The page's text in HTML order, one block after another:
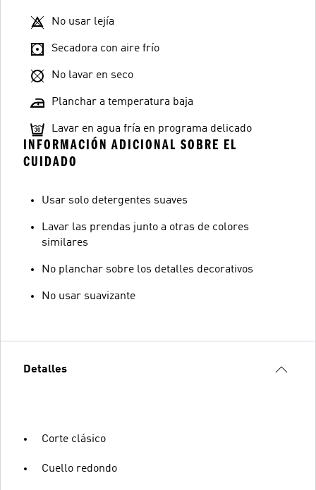
No usar lejía
Secadora con aire frío
No lavar en seco
Planchar a temperatura baja
Lavar en agua fría en programa delicado
INFORMACIÓN ADICIONAL SOBRE EL
CUIDADO
Usar solo detergentes suaves
Lavar las prendas junto a otras de colores
similares
No planchar sobre los detalles decorativos
No usar suavizante
Detalles
Corte clásico
Cuello redondo